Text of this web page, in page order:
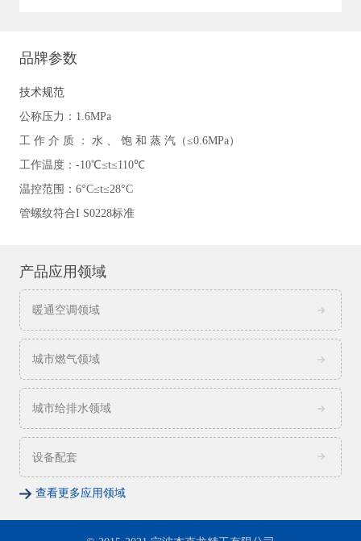
品牌参数
技术规范
公称压力：1.6MPa
工 作 介 质 ： 水 、 饱 和 蒸 汽（≤0.6MPa）
工作温度：-10℃≤t≤110℃
温控范围：6°C≤t≤28°C
管螺纹符合I S0228标准
产品应用领域
暖通空调领域
城市燃气领域
城市给排水领域
设备配套
查看更多应用领域